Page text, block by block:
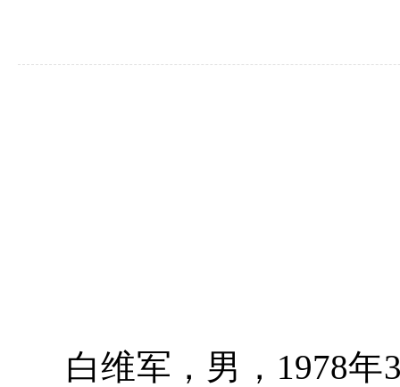
白维军，男，1978